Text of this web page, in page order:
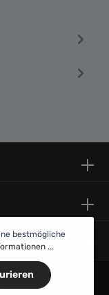
bestmögliche
...